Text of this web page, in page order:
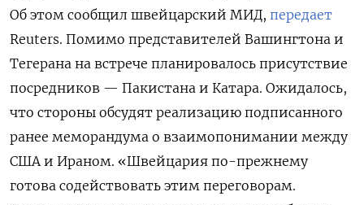
Об этом сообщил швейцарский МИД, передает
Reuters. Помимо представителей Вашингтона и
Тегерана на встрече планировалось присутствие
посредников — Пакистана и Катара. Ожидалось,
что стороны обсудят реализацию подписанного
ранее меморандума о взаимопонимании между
США и Ираном. «Швейцария по-прежнему
готова содействовать этим переговорам.